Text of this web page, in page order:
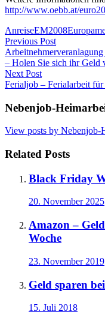
http://www.oebb.at/
AnreiseEM2008
Post
navigation
Previous Post
– Holen Sie sich ihr Geld
Next Post
Ferialjob – Ferialarbeit für
Nebenjob-
View posts by Nebenjob-
Related Posts
Black Friday
20. November 2025
Amazon –
Woche
23. November 2019
Geld sparen
15. Juli 2018